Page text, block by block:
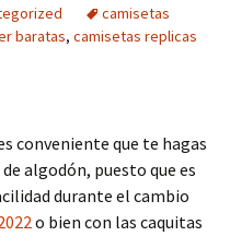
camisetas
baratas, camisetas replicas
conveniente que te hagas
algodón, puesto que es
durante el cambio
o bien con las caquitas